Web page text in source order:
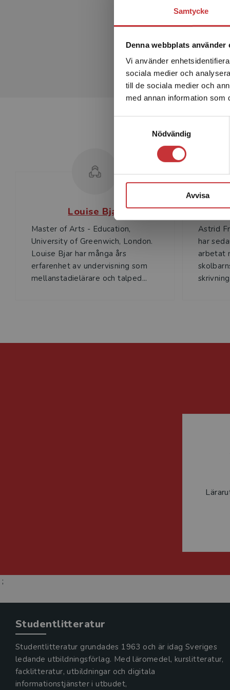
Samtycke
Denna webbplats använder
Vi använder
sociala medier och
till de sociala medier och
med annan information som
Nödvändig
Avvisa
Louise Bjar
Master of Arts - Education,
University of Greenwich, London.
Louise Bjar har många års
erfarenhet av undervisning som
mellanstadielärare och talped...
Astrid
har
arbetat
;
Studentlitteratur
Studentlitteratur grundades 1963 och är idag Sveriges
ledande utbildningsförlag. Med läromedel, kurslitteratur,
facklitteratur, utbildningar och digitala
informationstjänster i utbudet,